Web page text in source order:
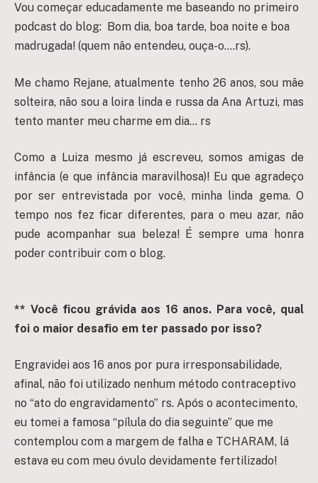
Vou começar educadamente me baseando no primeiro
podcast do blog: Bom dia, boa tarde, boa noite e boa
madrugada! (quem não entendeu, ouça-o….rs).
Me chamo Rejane, atualmente tenho 26 anos, sou mãe
solteira, não sou a loira linda e russa da Ana Artuzi, mas
tento manter meu charme em dia… rs
Como a Luiza mesmo já escreveu, somos amigas de
infância (e que infância maravilhosa)! Eu que agradeço
por ser entrevistada por você, minha linda gema. O
tempo nos fez ficar diferentes, para o meu azar, não
pude acompanhar sua beleza! É sempre uma honra
poder contribuir com o blog.
** Você ficou grávida aos 16 anos. Para você, qual
foi o maior desafio em ter passado por isso?
Engravidei aos 16 anos por pura irresponsabilidade,
afinal, não foi utilizado nenhum método contraceptivo
no “ato do engravidamento” rs. Após o acontecimento,
eu tomei a famosa “pílula do dia seguinte” que me
contemplou com a margem de falha e TCHARAM, lá
estava eu com meu óvulo devidamente fertilizado!